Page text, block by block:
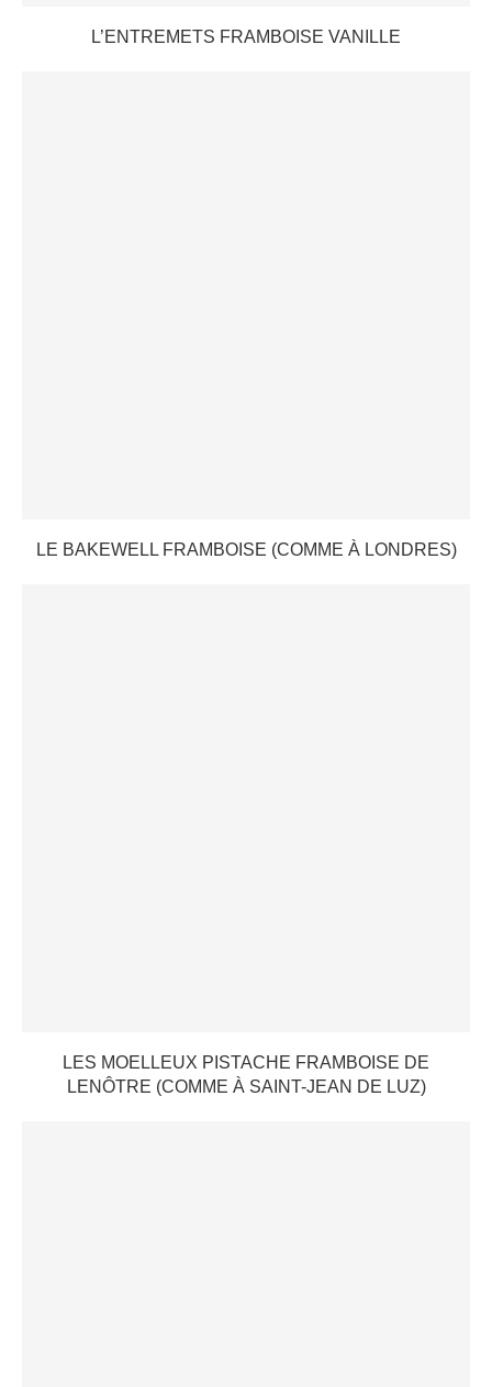
L’ENTREMETS FRAMBOISE VANILLE
LE BAKEWELL FRAMBOISE (COMME À LONDRES)
LES MOELLEUX PISTACHE FRAMBOISE DE
LENÔTRE (COMME À SAINT-JEAN DE LUZ)